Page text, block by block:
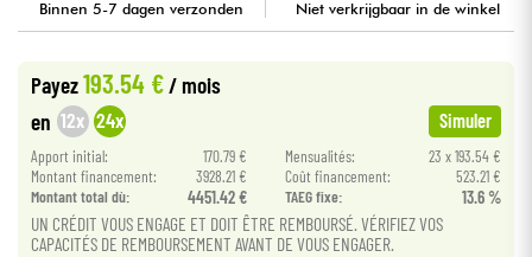
Kinderen
Kabels & toebehoren
HiFi
Sets
Binnen 5-7 dagen verzonden
Niet verkrijgbaar in de winkel
Payez193.54 €/ mois
en 12x 24x Simuler
Apport initial: 170.79 € Mensualités:
23 x 193.54 €
Montant financement:
3928.21 € Coût financement:
523.21 €
Montant total dù:
4451.42 € TAEG fixe: 13.6 %
UN CRÉDIT VOUS ENGAGE ET DOIT ÊTRE REMBOURSÉ. VÉRIFIEZ VOS
CAPACITÉS DE REMBOURSEMENT AVANT DE VOUS ENGAGER.